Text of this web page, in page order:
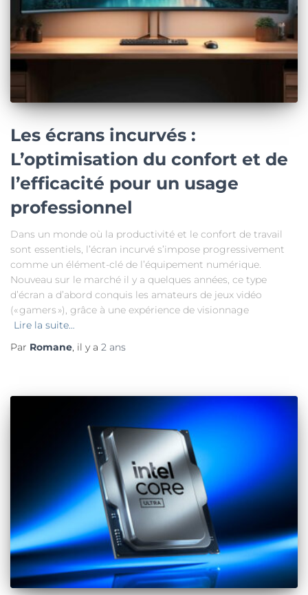
Les écrans incurvés :
L’optimisation du confort et de
l’efficacité pour un usage
professionnel
Dans un monde où la productivité et le confort de travail
sont essentiels, l’écran incurvé s’impose progressivement
comme un élément-clé de l’équipement numérique.
Nouveau sur le marché il y a quelques années, ce type
d’écran a d’abord conquis les amateurs de jeux vidéo
(« gamers »), grâce à une expérience de visionnage
Lire la suite…
Par Romane, il y a 2 ans